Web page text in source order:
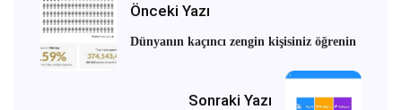
Önceki Yazı
Dünyanın kaçıncı zengin kişisiniz öğrenin
Sonraki Yazı